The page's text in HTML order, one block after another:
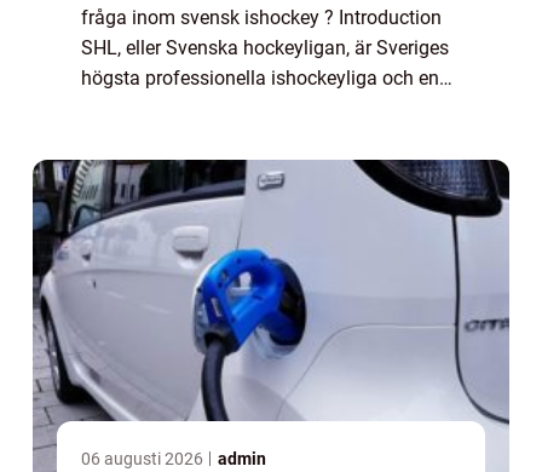
fråga inom svensk ishockey ? Introduction
SHL, eller Svenska hockeyligan, är Sveriges
högsta professionella ishockeyliga och en
06 augusti 2026 admin